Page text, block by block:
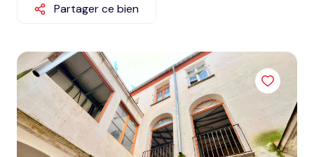
ventes
estimer
honoraires
nous
contacter
Partager ce bien